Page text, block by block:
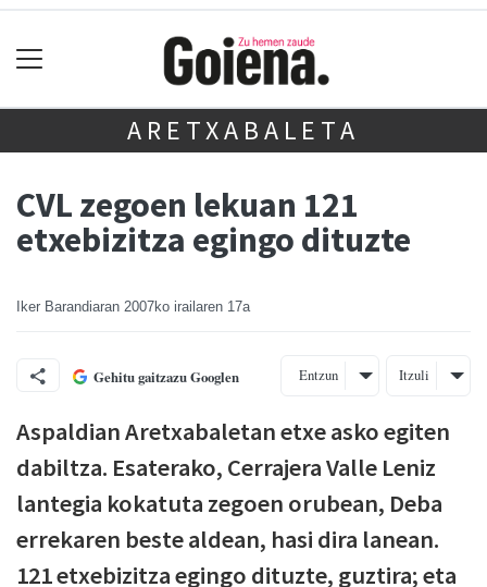
ARETXABALETA
CVL zegoen lekuan 121
etxebizitza egingo dituzte
Iker Barandiaran 2007ko irailaren 17a
Gehitu gaitzazu Googlen Entzun Itzuli
Aspaldian Aretxabaletan etxe asko egiten
dabiltza. Esaterako, Cerrajera Valle Leniz
lantegia kokatuta zegoen orubean, Deba
errekaren beste aldean, hasi dira lanean.
121 etxebizitza egingo dituzte, guztira; eta